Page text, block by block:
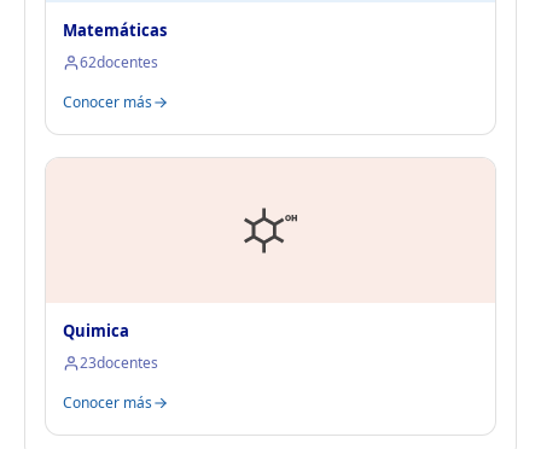
Matemáticas
62docentes
Conocer más
Quimica
23docentes
Conocer más